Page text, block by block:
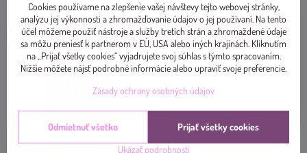
Zobraziť Zobraziť
Cookies používame na zlepšenie vašej návštevy tejto webovej stránky,
analýzu jej výkonnosti a zhromažďovanie údajov o jej používaní. Na tento
účel môžeme použiť nástroje a služby tretích strán a zhromaždené údaje
sa môžu preniesť k partnerom v EÚ, USA alebo iných krajinách. Kliknutím
na „Prijať všetky cookies“ vyjadrujete svoj súhlas s týmto spracovaním.
Nižšie môžete nájsť podrobné informácie alebo upraviť svoje preferencie.
Zásady ochrany osobných údajov
Ukázať podrobnosti
Prijať všetky cookies
Odmietnuť všetko